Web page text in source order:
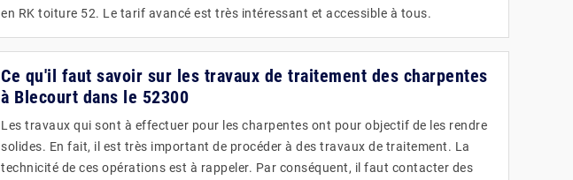
en RK toiture 52. Le tarif avancé est très intéressant et accessible à tous.
Ce qu'il faut savoir sur les travaux de traitement des charpentes
à Blecourt dans le 52300
Les travaux qui sont à effectuer pour les charpentes ont pour objectif de les rendre
solides. En fait, il est très important de procéder à des travaux de traitement. La
technicité de ces opérations est à rappeler. Par conséquent, il faut contacter des